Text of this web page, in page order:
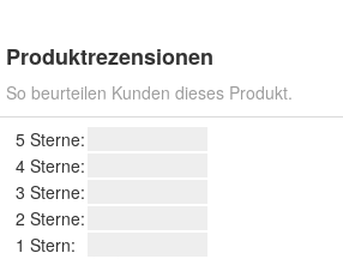
Produktrezensionen
So beurteilen Kunden dieses Produkt.
5 Sterne:
4 Sterne:
3 Sterne:
2 Sterne:
1 Stern: